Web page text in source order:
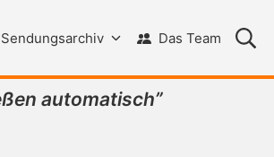
Sendungsarchiv Das Team
automatisch”